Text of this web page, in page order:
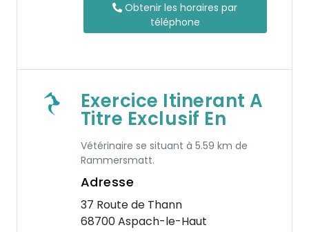
Obtenir les horaires par
téléphone
Exercice Itinerant A
Titre Exclusif En
Vétérinaire se situant à 5.59 km de
Rammersmatt.
Adresse
37 Route de Thann
68700 Aspach-le-Haut